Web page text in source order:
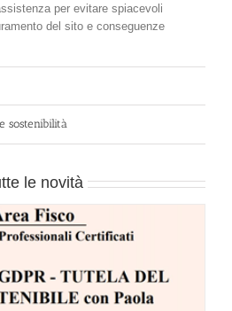
per evitare spiacevoli
del sito e conseguenze
sostenibilità
le novità